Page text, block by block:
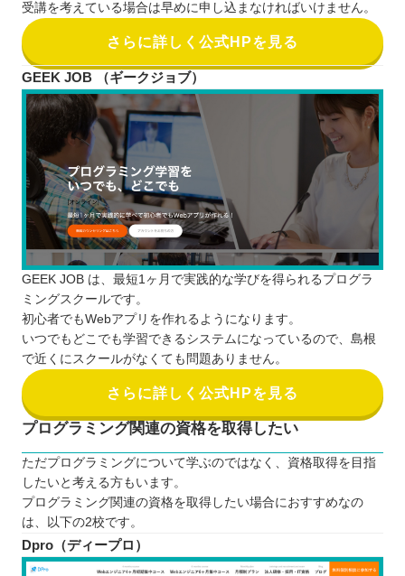
受講を考えている場合は早めに申し込まなければいけません。
さらに詳しく公式HPを見る
GEEK JOB （ギークジョブ）
GEEK JOB は、最短1ヶ月で実践的な学びを得られるプログラ
ミングスクールです。
初心者でもWebアプリを作れるようになります。
いつでもどこでも学習できるシステムになっているので、島根
で近くにスクールがなくても問題ありません。
さらに詳しく公式HPを見る
プログラミング関連の資格を取得したい
ただプログラミングについて学ぶのではなく、資格取得を目指
したいと考える方もいます。
プログラミング関連の資格を取得したい場合におすすめなの
は、以下の2校です。
Dpro（ディープロ）